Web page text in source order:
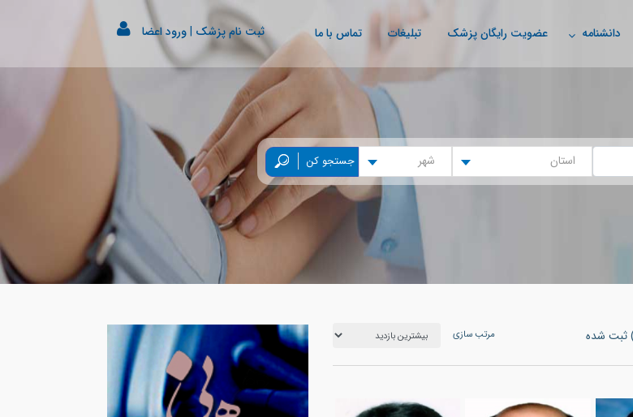
دانشنامه عضویت رایگان پزشک تبلیغات تماس با ما ثبت نام پزشک |ورود اعضا
استان شهر جستجو کن
مرتب سازی